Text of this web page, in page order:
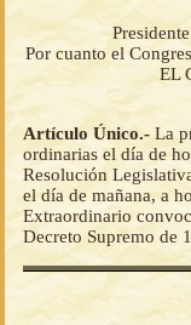
Por cuanto el
EL
Artículo Único.- La
ordinarias el día de
Resolución
el día de mañana, a
Extraordinario
Decreto Supremo de